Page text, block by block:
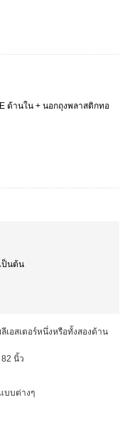
ด้านใน + นอกถุงพลาสติกทอ
ป็นต้น
เอสเตอร์หนึ่งหรือทั้งสองด้าน
นิ้ว
บบต่างๆ